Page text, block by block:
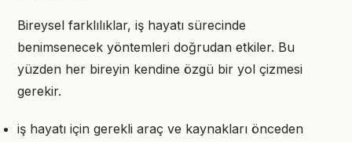
Bireysel farklılıklar, iş hayatı sürecinde
benimsenecek yöntemleri doğrudan etkiler. Bu
yüzden her bireyin kendine özgü bir yol çizmesi
gerekir.
iş hayatı için gerekli araç ve kaynakları önceden